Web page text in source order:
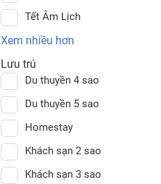
Tết Âm Lịch
Xem nhiều hơn
Lưu trú
Du thuyền 4 sao
Du thuyền 5 sao
Homestay
Khách sạn 2 sao
Khách sạn 3 sao